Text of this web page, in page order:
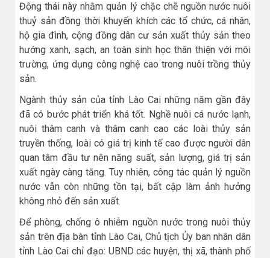
Động thái này nhằm quản lý chặc chẽ nguồn nước nuôi
thuỷ sản đồng thời khuyến khích các tổ chức, cá nhân,
hộ gia đình, cộng đồng dân cư sản xuất thủy sản theo
hướng xanh, sạch, an toàn sinh học thân thiện với môi
trường, ứng dụng công nghệ cao trong nuôi trồng thủy
sản.
Ngành thủy sản của tỉnh Lào Cai những năm gần đây
đã có bước phát triển khá tốt. Nghề nuôi cá nước lạnh,
nuôi thâm canh và thâm canh cao các loài thủy sản
truyền thống, loài có giá trị kinh tế cao được người dân
quan tâm đầu tư nên năng suất, sản lượng, giá trị sản
xuất ngày càng tăng. Tuy nhiên, công tác quản lý nguồn
nước vẫn còn những tồn tại, bất cập làm ảnh hưởng
không nhỏ đến sản xuất.
Để phòng, chống ô nhiễm nguồn nước trong nuôi thủy
sản trên địa bàn tỉnh Lào Cai, Chủ tịch Ủy ban nhân dân
tỉnh Lào Cai chỉ đạo: UBND các huyện, thị xã, thành phố